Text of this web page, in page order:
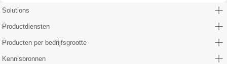
Solutions
Productdiensten
Producten per bedrijfsgrootte
Kennisbronnen